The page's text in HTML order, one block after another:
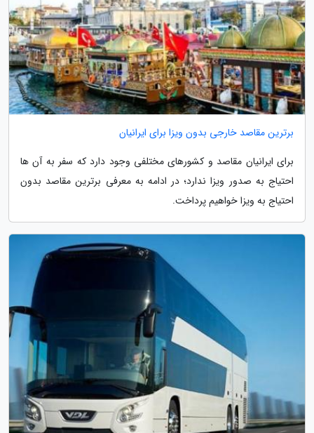
برترین مقاصد خارجی بدون ویزا برای ایرانیان
برای ایرانیان مقاصد و کشورهای مختلفی وجود دارد که سفر به آن ها
احتیاج به صدور ویزا ندارد؛ در ادامه به معرفی برترین مقاصد بدون
احتیاج به ویزا خواهیم پرداخت.